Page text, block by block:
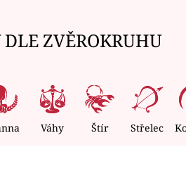
DLE ZVĚROKRUHU
Váhy Štír Střelec